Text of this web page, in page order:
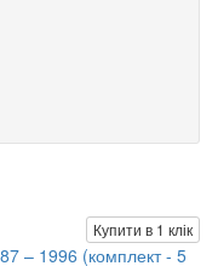
Купити в 1 клік